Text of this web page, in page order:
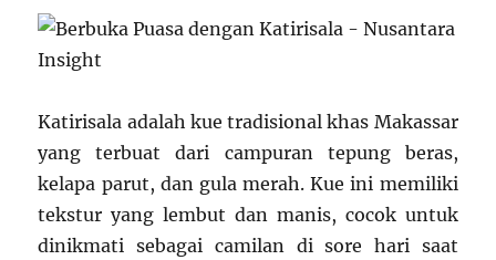
Katirisala adalah kue tradisional khas Makassar
yang terbuat dari campuran tepung beras,
kelapa parut, dan gula merah. Kue ini memiliki
tekstur yang lembut dan manis, cocok untuk
dinikmati sebagai camilan di sore hari saat